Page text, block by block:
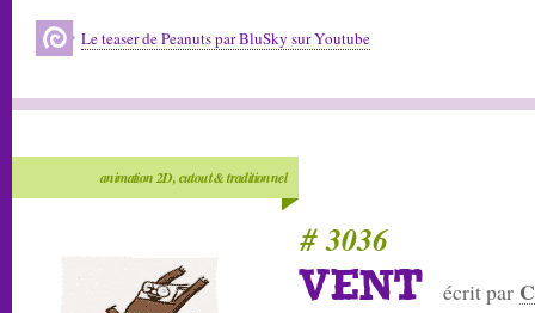
Le teaser de Peanuts par BluSky sur Youtube
animation 2D, cutout & traditionnel
# 3036
VENT écrit par